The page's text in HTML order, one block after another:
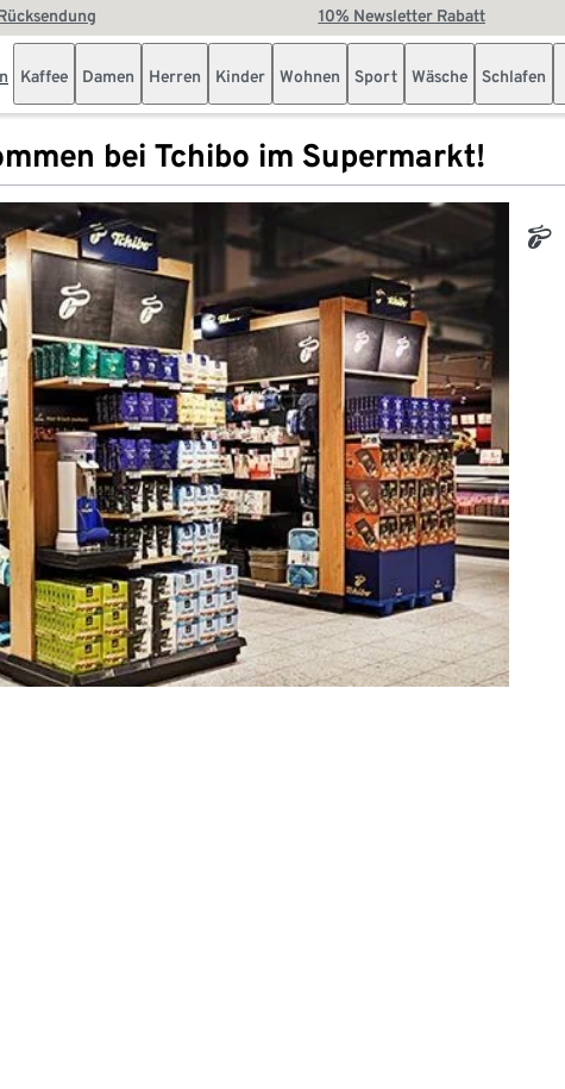
10% Newsletter Rabatt
Kaffee Damen Herren Kinder Wohnen Sport Wäsche Schlafen
bei Tchibo im Supermarkt!
tchibo_logo